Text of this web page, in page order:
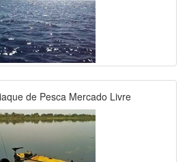
de Pesca Mercado Livre